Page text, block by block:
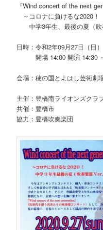
『Wind concert of the next
～コロナに負けるな2020！
中学3年生、最後の夏（吹
日時：令和2年09月27日（日）
開場 14:00 開演 14:30 ～
会場：穂の国とよはし芸術劇
主催：豊橋南ライオンズクラ
共催：豊橋市
協力：豊橋吹奏楽団